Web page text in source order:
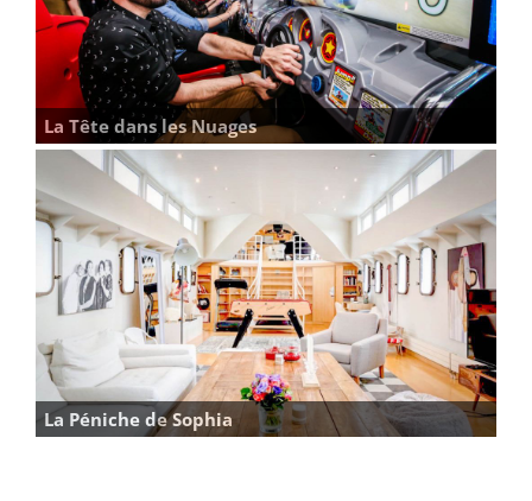
La Tête dans les Nuages
La Péniche de Sophia